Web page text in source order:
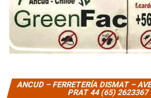
ANCUD – FERRETERÍA DISMAT –
PRAT 44 (65) 2623367